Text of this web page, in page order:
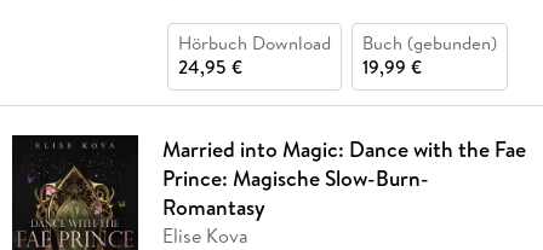
Hörbuch Download
24,95 €
Buch (gebunden)
19,99 €
Married into Magic: Dance with the Fae
Prince: Magische Slow-Burn-
Romantasy
Elise Kova